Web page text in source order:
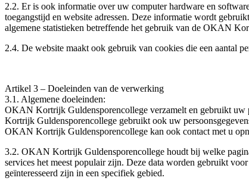
2.2. Er is ook informatie over uw computer hardware en
toegangstijd en website adressen. Deze informatie wordt
algemene statistieken betreffende het gebruik van de OKAN
2.4. De website maakt ook gebruik van cookies die een aantal
Artikel 3 – Doeleinden van de verwerking
3.1. Algemene doeleinden:
OKAN Kortrijk Guldensporencollege verzamelt en gebruikt uw
Kortrijk Guldensporencollege gebruikt ook uw
OKAN Kortrijk Guldensporencollege kan ook contact met u
3.2. OKAN Kortrijk Guldensporencollege houdt bij welke
services het meest populair zijn. Deze data worden gebruikt
geïnteresseerd zijn in een specifiek gebied.